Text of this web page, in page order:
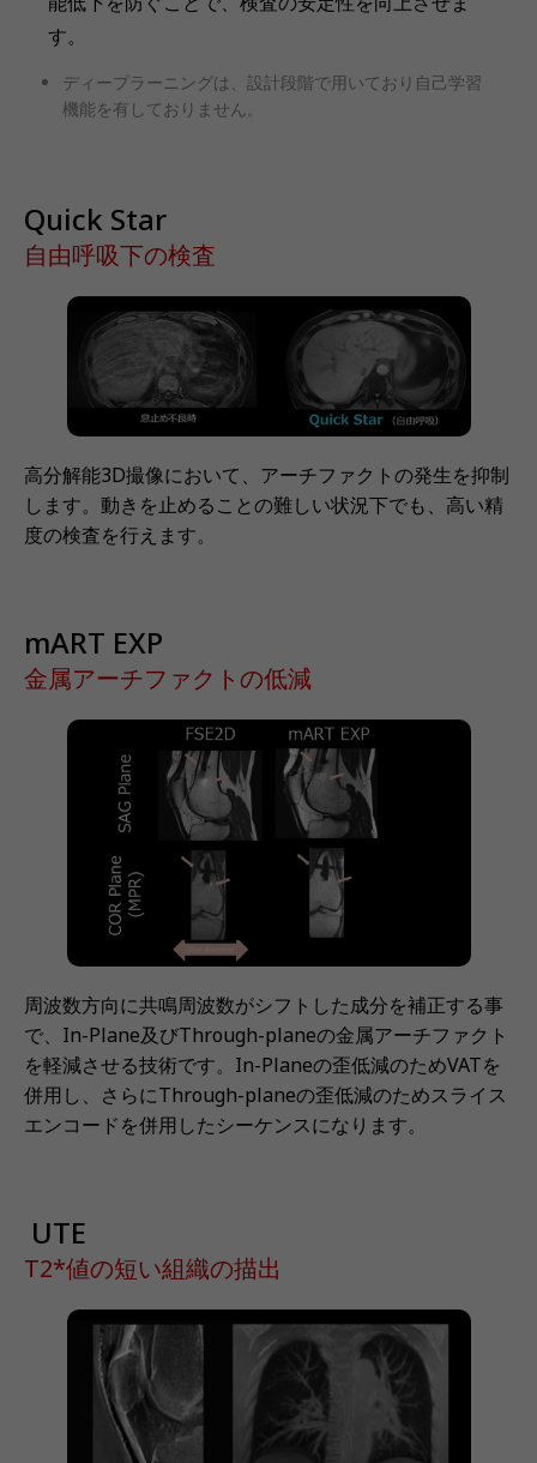
す。
ディープラーニングは、設計段階で用いており自己学習
機能を有しておりません。
自由呼吸下の検査
Quick Star
高分解能3D撮像において、アーチファクトの発生を抑制
します。動きを止めることの難しい状況下でも、高い精
度の検査を行えます。
金属アーチファクトの低減
mART EXP
周波数方向に共鳴周波数がシフトした成分を補正する事
で、In-Plane及びThrough-planeの金属アーチファクト
を軽減させる技術です。In-Planeの歪低減のためVATを
併用し、さらにThrough-planeの歪低減のためスライス
エンコードを併用したシーケンスになります。
T2*値の短い組織の描出
⁠ UTE